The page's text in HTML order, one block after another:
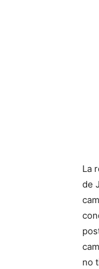
La
de
no